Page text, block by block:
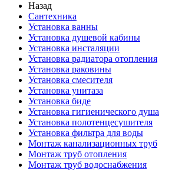
Назад
Сантехника
Установка ванны
Установка душевой кабины
Установка инсталяции
Установка радиатора отопления
Установка раковины
Установка смесителя
Установка унитаза
Установка биде
Установка гигиенического душа
Установка полотенцесушителя
Установка фильтра для воды
Монтаж канализационных труб
Монтаж труб отопления
Монтаж труб водоснабжения